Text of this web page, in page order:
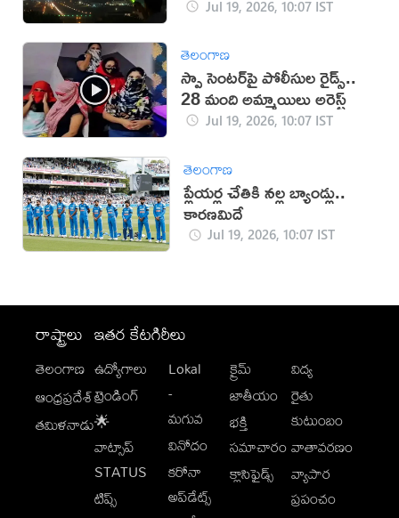
Jul 19, 2026, 10:07 IST
తెలంగాణ
స్పా సెంటర్‌పై పోలీసుల రైడ్స్..
28 మంది అమ్మాయిలు అరెస్ట్
Jul 19, 2026, 10:07 IST
తెలంగాణ
ప్లేయర్ల చేతికి నల్ల బ్యాండ్లు..
కారణమిదే
Jul 19, 2026, 10:07 IST
రాష్ట్రాలు
తెలంగాణ
ఆంధ్రప్రదేశ్
తమిళనాడు
ఇతర కేటగిరీలు
ఉద్యోగాలు
ట్రెండింగ్
🌟
వాట్సాప్
STATUS
టిప్స్
Lokal
-
మగువ
వినోదం
కరోనా
అప్‌డేట్స్
క్రైమ్
జాతీయం
భక్తి
సమాచారం
క్లాసిఫైడ్స్
విద్య
రైతు
కుటుంబం
వాతావరణం
వ్యాపార
ప్రపంచం